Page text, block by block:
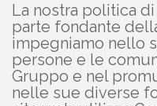
La nostra politica
parte fondante
impegniamo nello
persone e le
Gruppo e nel
nelle sue diverse